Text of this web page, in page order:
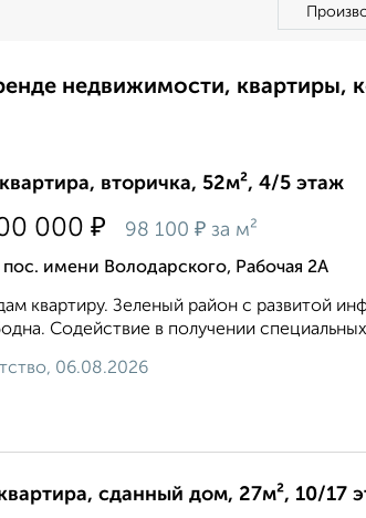
недвижимости,
вторичка, 52м², 4/5 этаж
000 ₽ 98 100 ₽ за м²
имени Володарского, Рабочая 2А
квартиру. Зеленый район с развитой
Содействие в получении
06.08.2026
сданный дом, 27м², 10/17